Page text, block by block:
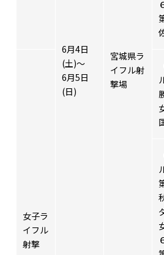
6月4日
(土)～
6月5日
(日)
宮城県ラ
イフル射
撃場
女子ラ
イフル
射撃